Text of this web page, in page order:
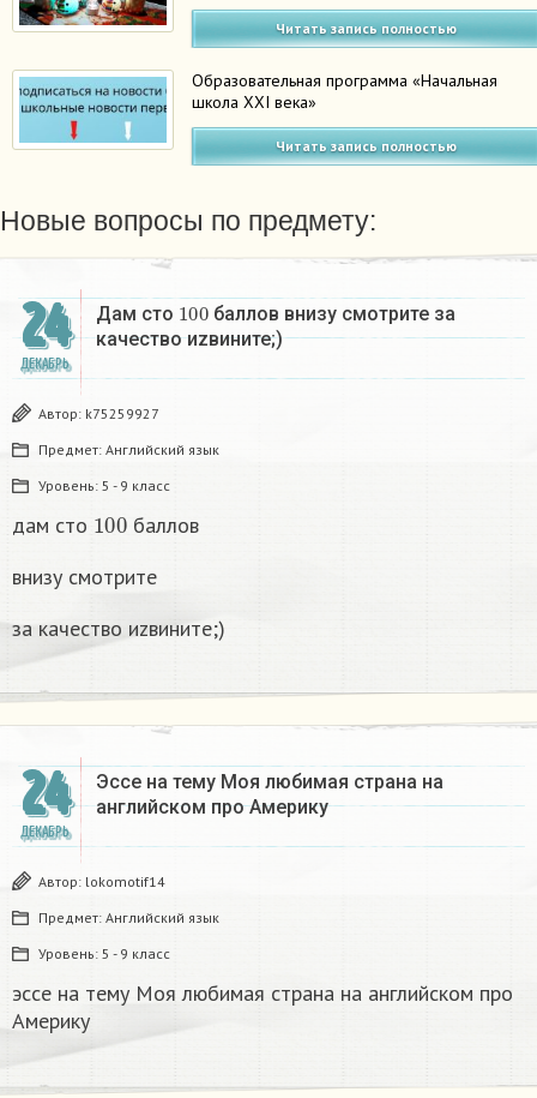
Читать запись полностью
Образовательная программа «Начальная
школа XXI века»
Читать запись полностью
Новые вопросы по предмету:
24
ДЕКАБРЬ
Дам сто 100баллов внизу смотрите за
качество иzвините;)
Автор: k75259927
Предмет: Английский язык
Уровень: 5 - 9 класс
дам сто 100 баллов
внизу смотрите
за качество иzвините;)
24
ДЕКАБРЬ
Эссе на тему Моя любимая страна на
английском про Америку​
Автор: lokomotif14
Предмет: Английский язык
Уровень: 5 - 9 класс
эссе на тему Моя любимая страна на английском про
Америку​